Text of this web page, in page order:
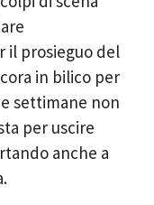
il prosieguo del
in bilico per
settimane non
per uscire
anche a